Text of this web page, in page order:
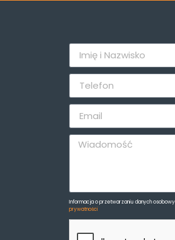
Informacja o przetwarzaniu danych
prywatności